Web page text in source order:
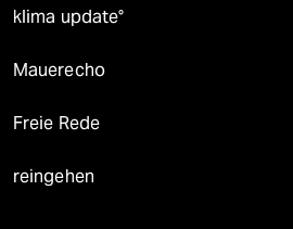
klima update°
Mauerecho
Freie Rede
reingehen